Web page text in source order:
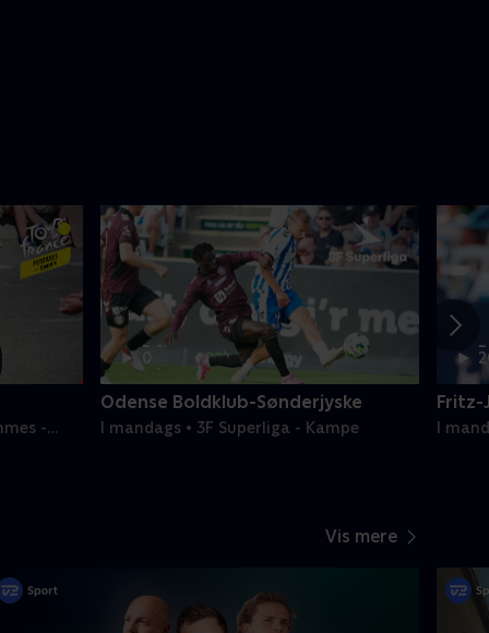
-
2 t.
min
Odense Boldklub-Sønderjyske
I mandags • 3F Superliga - Kampe
Fritz-
I
Vis mere